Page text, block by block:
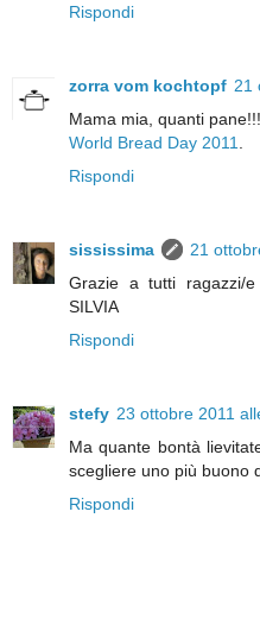
Rispondi
zorra vom kochtopf 21
Mama mia, quanti
World Bread Day 2011
Rispondi
sississima
21
Grazie a tutti ragazzi/
SILVIA
Rispondi
stefy 23 ottobre 2011
Ma quante bontà
scegliere uno più buono
Rispondi